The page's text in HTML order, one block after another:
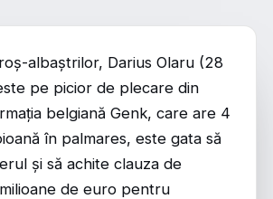
albaștrilor, Darius Olaru (28
pe picior de plecare din
belgiană Genk, care are 4
în palmares, este gata să
și să achite clauza de
de euro pentru